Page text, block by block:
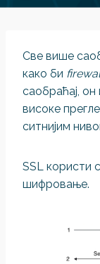
Све више
како би
саобраћај,
високе
ситнијим
SSL користи
шифровање.